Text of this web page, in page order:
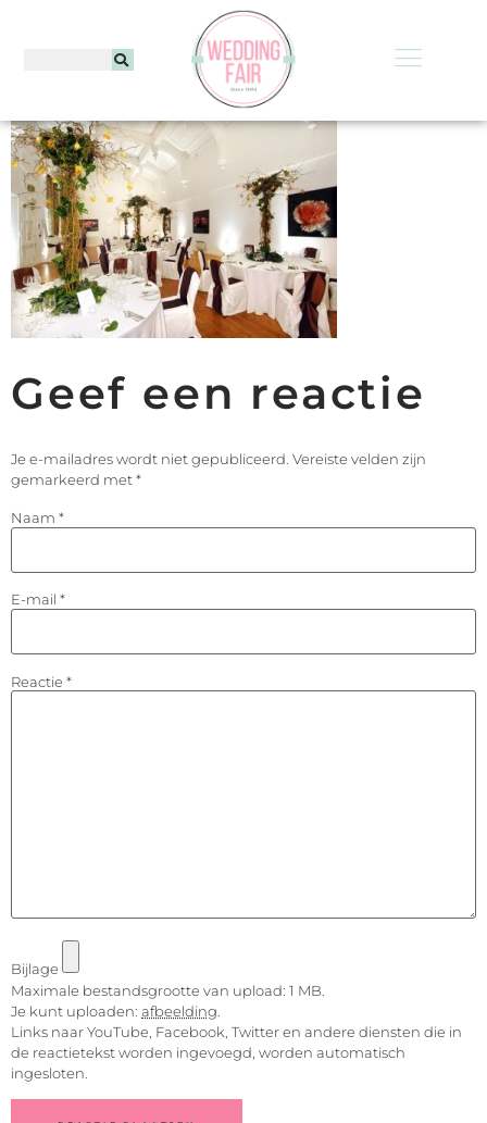
Geef een reactie
Je e-mailadres wordt niet gepubliceerd. Vereiste velden zijn
gemarkeerd met*
Naam *
E-mail *
Reactie *
Bijlage
Maximale bestandsgrootte van upload: 1 MB.
Je kunt uploaden: afbeelding
Links naar YouTube, Facebook, Twitter en andere diensten die in
de reactietekst worden ingevoegd, worden automatisch
ingesloten.